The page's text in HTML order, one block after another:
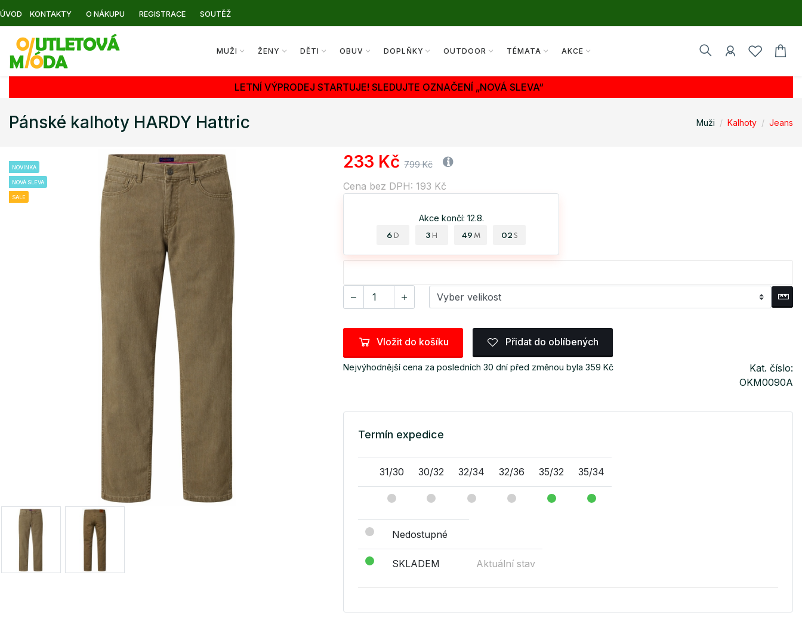
ÚVOD KONTAKTY O NÁKUPU REGISTRACE SOUTĚŽ
MUŽI ŽENY DĚTI OBUV DOPLŇKY OUTDOOR TÉMATA AKCE
LETNÍ VÝPRODEJ STARTUJE! SLEDUJTE OZNAČENÍ „NOVÁ SLEVA“
Pánské kalhoty HARDY Hattric Muži Kalhoty Jeans
NOVINKA
NOVÁ SLEVA
SALE
233 Kč 799 Kč
Cena bez DPH: 193 Kč
Akce končí: 12.8.
6 D 3 H 49 M 01 S
Vložit do košíku Přidat do oblíbených
Nejvýhodnější cena za posledních 30 dní před změnou byla 359 Kč
Kat. číslo:
OKM0090A
Termín expedice
31/30 30/32 32/34 32/36 35/32 35/34
Nedostupné
SKLADEM Aktuální stav